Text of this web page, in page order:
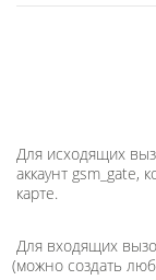
Для исходящих
аккаунт gsm_gate,
карте.
Для входящих
(можно создать